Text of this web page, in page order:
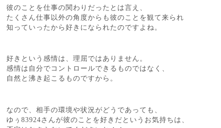
彼のことを仕事の関わりだったとは言え、
たくさん仕事以外の角度からも彼のことを観て来られ
知っていったから好きになられたのですよね。
好きという感情は、理屈ではありません。
感情は自分でコントロールできるものではなく、
自然と沸き起こるものですから。
なので、相手の環境や状況がどうであっても、
ゆぅ83924さんが彼のことを好きだというお気持ちは、